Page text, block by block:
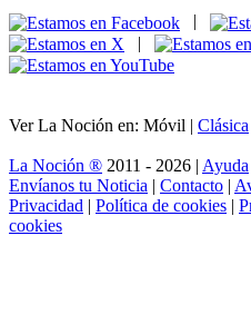
|
Ver La Noción en: Móvil | Clásica
La Noción ® 2011 - 2026 | Ayuda
Envíanos tu Noticia | Contacto |
Privacidad | Política de cookies |
cookies